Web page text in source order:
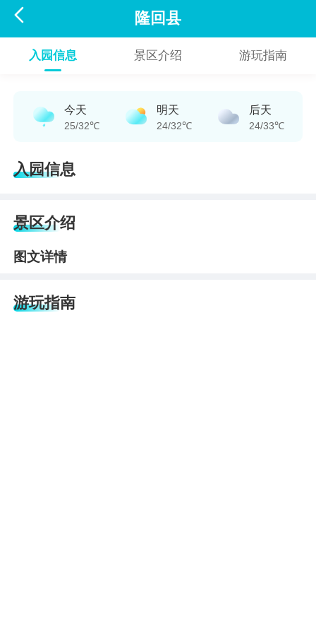
 隆回县
入园信息 景区介绍 游玩指南
今天
25/32℃
明天
24/32℃
后天
24/33℃
入园信息
景区介绍
图文详情
游玩指南